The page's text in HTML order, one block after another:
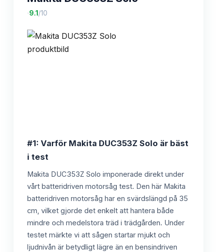
·9.1 /10
#1: Varför Makita DUC353Z Solo är bäst
i test
Makita DUC353Z Solo imponerade direkt under
vårt batteridriven motorsåg test. Den här Makita
batteridriven motorsåg har en svärdslängd på 35
cm, vilket gjorde det enkelt att hantera både
mindre och medelstora träd i trädgården. Under
testet märkte vi att sågen startar mjukt och
ljudnivån är betydligt lägre än en bensindriven